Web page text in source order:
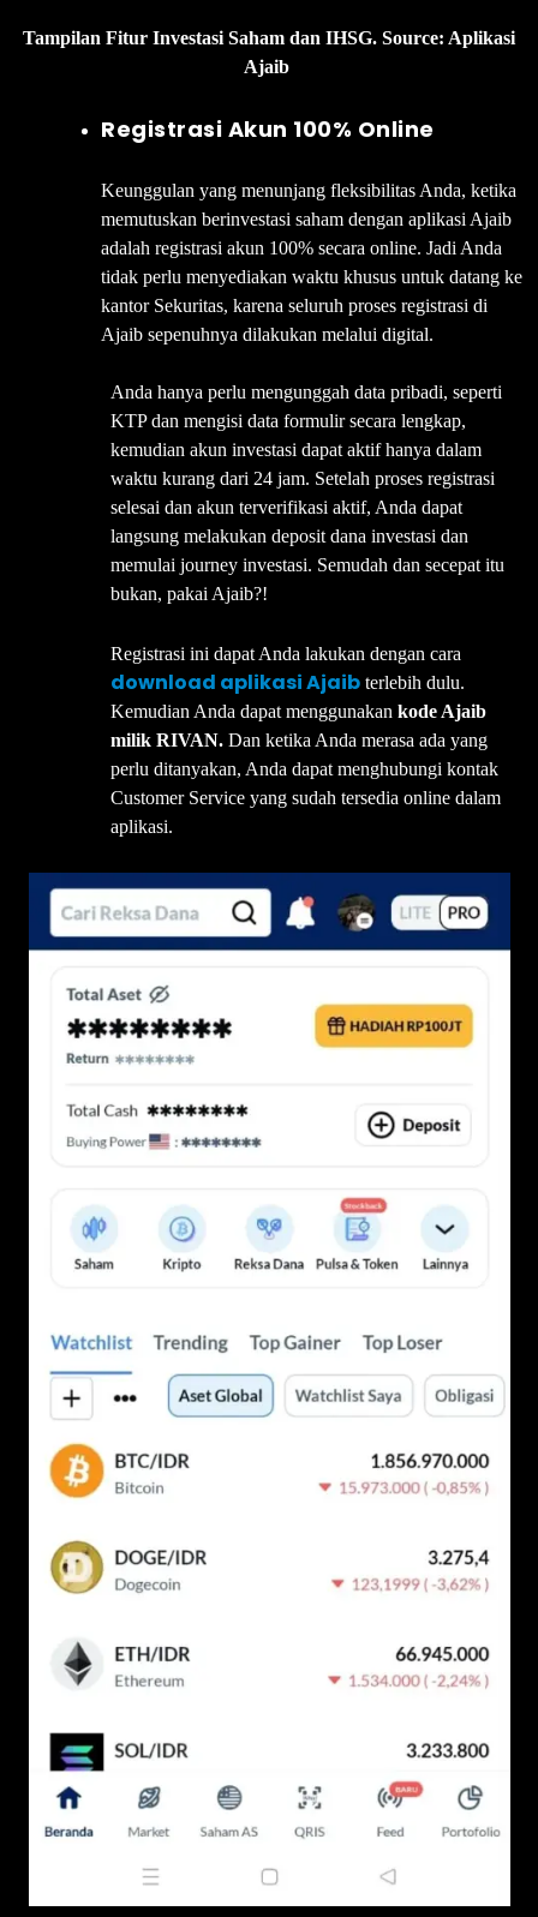
Tampilan Fitur Investasi Saham dan IHSG. Source: Aplikasi
Ajaib
Registrasi Akun 100% Online
Keunggulan yang menunjang fleksibilitas Anda, ketika
memutuskan berinvestasi saham dengan aplikasi Ajaib
adalah registrasi akun 100% secara online. Jadi Anda
tidak perlu menyediakan waktu khusus untuk datang ke
kantor Sekuritas, karena seluruh proses registrasi di
Ajaib sepenuhnya dilakukan melalui digital.
Anda hanya perlu mengunggah data pribadi, seperti
KTP dan mengisi data formulir secara lengkap,
kemudian akun investasi dapat aktif hanya dalam
waktu kurang dari 24 jam. Setelah proses registrasi
selesai dan akun terverifikasi aktif, Anda dapat
langsung melakukan deposit dana investasi dan
memulai journey investasi. Semudah dan secepat itu
bukan, pakai Ajaib?!
Registrasi ini dapat Anda lakukan dengan cara
download aplikasi Ajaib terlebih dulu.
Kemudian Anda dapat menggunakan kode Ajaib
milik RIVAN. Dan ketika Anda merasa ada yang
perlu ditanyakan, Anda dapat menghubungi kontak
Customer Service yang sudah tersedia online dalam
aplikasi.